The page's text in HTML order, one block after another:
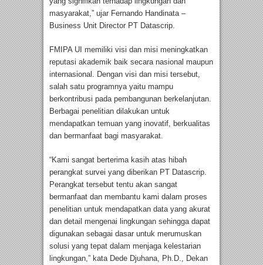
masyarakat,” ujar Fernando Handinata –
Business Unit Director PT Datascrip.
FMIPA UI memiliki visi dan misi meningkatkan
reputasi akademik baik secara nasional maupun
internasional. Dengan visi dan misi tersebut,
salah satu programnya yaitu mampu
berkontribusi pada pembangunan berkelanjutan.
Berbagai penelitian dilakukan untuk
mendapatkan temuan yang inovatif, berkualitas
dan bermanfaat bagi masyarakat.
“Kami sangat berterima kasih atas hibah
perangkat survei yang diberikan PT Datascrip.
Perangkat tersebut tentu akan sangat
bermanfaat dan membantu kami dalam proses
penelitian untuk mendapatkan data yang akurat
dan detail mengenai lingkungan sehingga dapat
digunakan sebagai dasar untuk merumuskan
solusi yang tepat dalam menjaga kelestarian
lingkungan,” kata Dede Djuhana, Ph.D., Dekan